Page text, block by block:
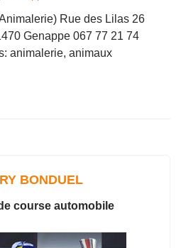
Rue des Lilas 26
Genappe 067 77 21 74
animalerie, animaux
BONDUEL
course automobile